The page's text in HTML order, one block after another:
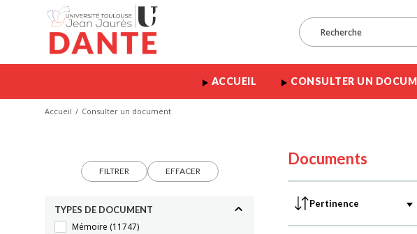
ACCUEIL CONSULTER UN
Accueil Consulter un document
FILTRER EFFACER
TYPES DE DOCUMENT
Mémoire (11747)
Documents